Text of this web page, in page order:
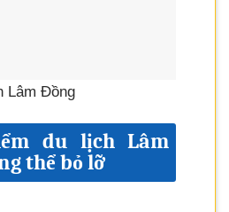
Lâm Đồng
du lịch Lâm
thể bỏ lỡ